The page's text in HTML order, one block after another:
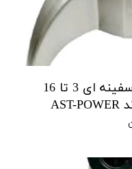
فرز تیز کن ای اس تی پاور سفینه ای 3 تا 16